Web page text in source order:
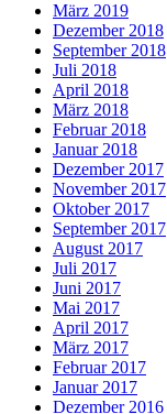
März 2019
Dezember 2018
September 2018
Juli 2018
April 2018
März 2018
Februar 2018
Januar 2018
Dezember 2017
November 2017
Oktober 2017
September 2017
August 2017
Juli 2017
Juni 2017
Mai 2017
April 2017
März 2017
Februar 2017
Januar 2017
Dezember 2016